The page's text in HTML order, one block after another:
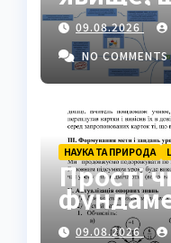
09.08.2026
NO COMMENTS
НАУКА ТА ПРИРОДА
Прості
09.08.2026